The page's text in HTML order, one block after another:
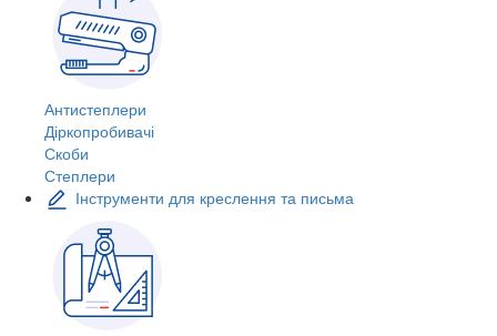
Антистеплери
Діркопробивачі
Скоби
Степлери
Інструменти для креслення та письма